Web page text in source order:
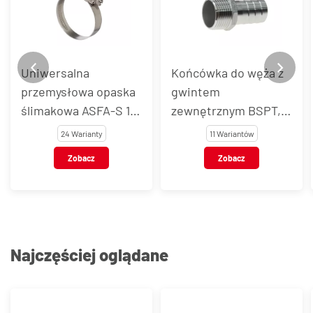
Uniwersalna
przemysłowa opaska
ślimakowa ASFA-S 12
mm, stal nierdzewna
24 Warianty
Zobacz
Końcówka do węża z
gwintem
zewnętrznym BSPT,
stal nierdzewna, typ
11 Wariantów
Zobacz
Najczęściej oglądane